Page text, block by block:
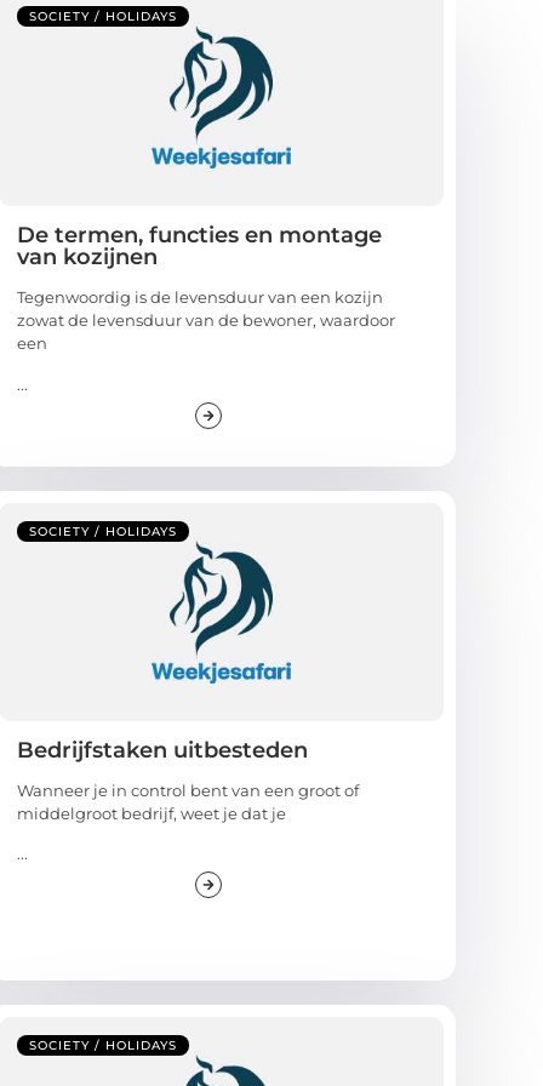
SOCIETY / HOLIDAYS
De termen, functies en montage
van kozijnen
Tegenwoordig is de levensduur van een kozijn
zowat de levensduur van de bewoner, waardoor
een
...
SOCIETY / HOLIDAYS
Bedrijfstaken uitbesteden
Wanneer je in control bent van een groot of
middelgroot bedrijf, weet je dat je
...
SOCIETY / HOLIDAYS